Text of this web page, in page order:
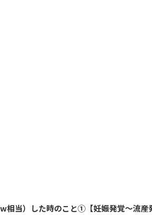
相当）した時のこと①【妊娠発覚～流産